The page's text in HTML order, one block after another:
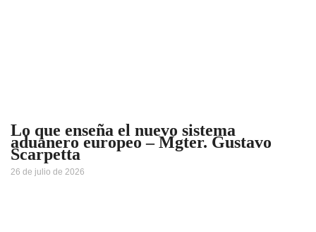
Lo que enseña el nuevo sistema
aduanero europeo – Mgter. Gustavo
Scarpetta
26 de julio de 2026